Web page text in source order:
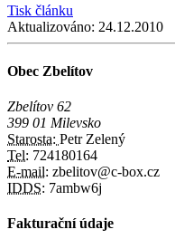
Tisk článku
Aktualizováno: 24.12.2010
Obec Zbelítov
Zbelítov 62
399 01 Milevsko
Starosta: Petr Zelený
Tel: 724180164
E-mail: zbelitov@c-box.cz
IDDS: 7ambw6j
Fakturační údaje